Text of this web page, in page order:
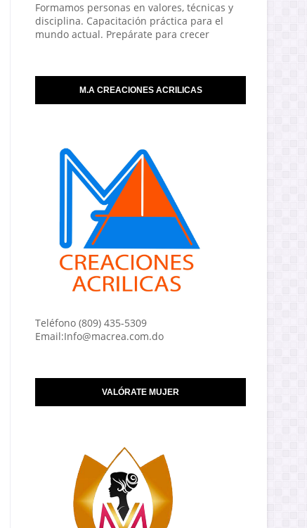
Formamos personas en valores, técnicas y
disciplina. Capacitación práctica para el
mundo actual. Prepárate para crecer
M.A CREACIONES ACRILICAS
Teléfono (809) 435-5309
Email:Info@macrea.com.do
VALÓRATE MUJER